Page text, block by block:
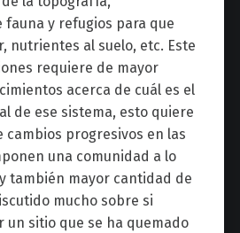
y refugios para que
nutrientes al suelo, etc. Este
requiere de mayor
acerca de cuál es el
de ese sistema, esto quiere
cambios progresivos en las
una comunidad a lo
también mayor cantidad de
mucho sobre si
sitio que se ha quemado